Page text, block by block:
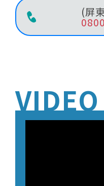
(屏
VIDEO